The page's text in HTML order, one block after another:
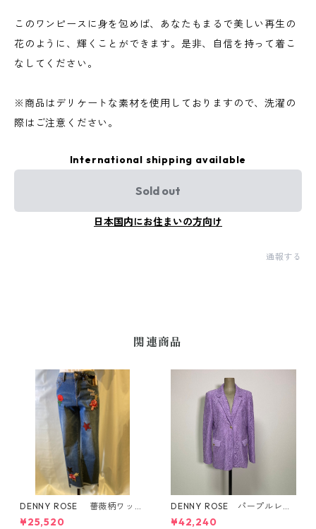
このワンピースに身を包めば、あなたもまるで美しい再生の
花のように、輝くことができます。是非、自信を持って着こ
なしてください。
※商品はデリケートな素材を使用しておりますので、洗濯の
際はご注意ください。
International shipping available
Sold out
日本国内にお住まいの方向け
通報する
関連商品
DENNY ROSE 薔薇柄ワッペ
ン付き デザインデニム
¥25,520
DENNY ROSE パープルレー
スジャケット イタリア製
¥42,240